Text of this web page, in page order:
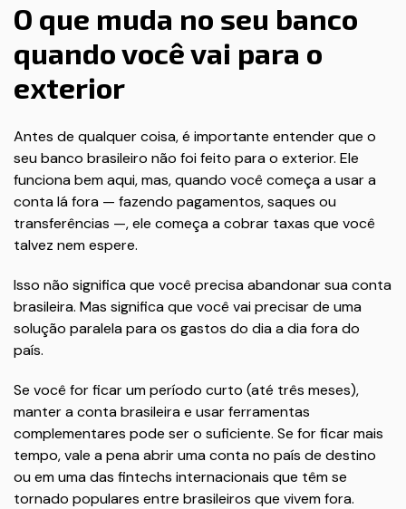
O que muda no seu banco
quando você vai para o
exterior
Antes de qualquer coisa, é importante entender que o
seu banco brasileiro não foi feito para o exterior. Ele
funciona bem aqui, mas, quando você começa a usar a
conta lá fora — fazendo pagamentos, saques ou
transferências —, ele começa a cobrar taxas que você
talvez nem espere.
Isso não significa que você precisa abandonar sua conta
brasileira. Mas significa que você vai precisar de uma
solução paralela para os gastos do dia a dia fora do
país.
Se você for ficar um período curto (até três meses),
manter a conta brasileira e usar ferramentas
complementares pode ser o suficiente. Se for ficar mais
tempo, vale a pena abrir uma conta no país de destino
ou em uma das fintechs internacionais que têm se
tornado populares entre brasileiros que vivem fora.